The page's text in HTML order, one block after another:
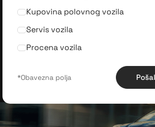
Kupovina polovnog vozila
Servis vozila
Procena vozila